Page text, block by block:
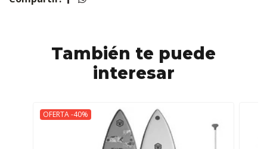
También te puede
interesar
OFERTA -40%